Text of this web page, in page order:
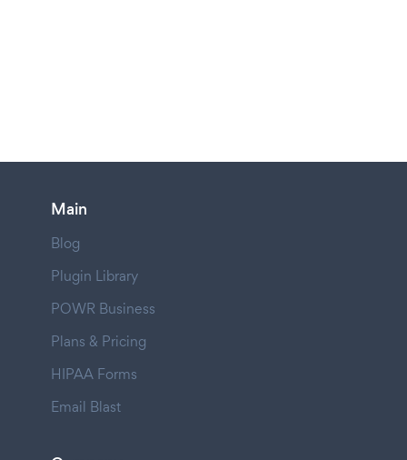
Main
Blog
Plugin Library
POWR Business
Plans & Pricing
HIPAA Forms
Email Blast